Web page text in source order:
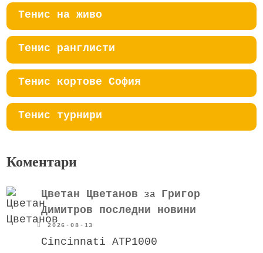
Тенис на живо
Тенис ранглисти
Тенис кортове София
Тенис турнири
Коментари
Цветан Цветанов за Григор
Димитров последни новини
2026-08-13
Cincinnati ATP1000